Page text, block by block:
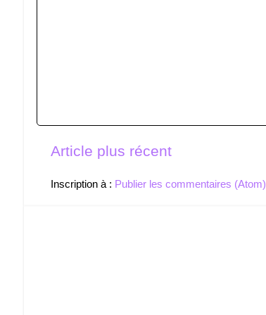
Article plus récent
Inscription à : Publier les commentaires (Atom)